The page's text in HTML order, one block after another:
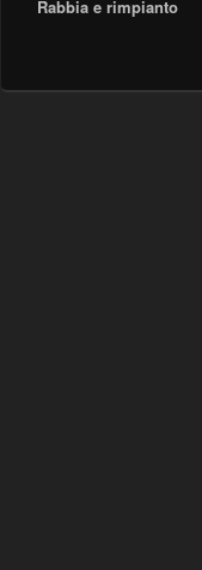
precedente:
Rabbia e rimpianto